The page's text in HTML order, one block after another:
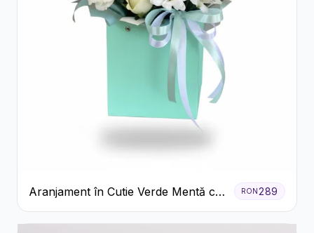
Aranjament în Cutie Verde Mentă cu
Trandafiri și Alstroemeria
RON 289